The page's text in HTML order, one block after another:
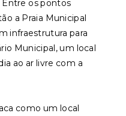
os pontos
a Praia Municipal
infraestrutura para
Municipal, um local
ao ar livre com a
como um local